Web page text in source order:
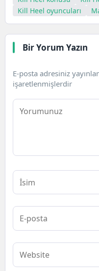
Kill Heel oyuncuları
Bir Yorum Yazın
E-posta adresiniz
işaretlenmişlerdir